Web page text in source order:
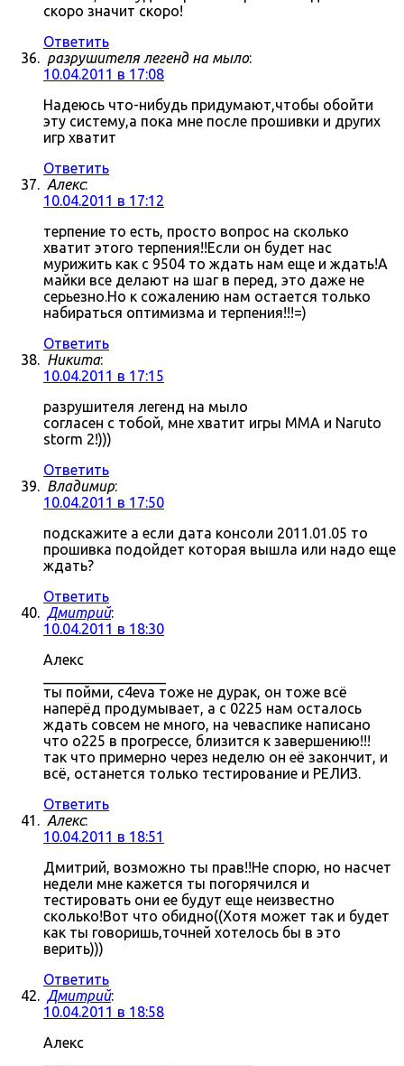
скоро значит скоро!
Ответить
разрушителя легенд на мыло:
10.04.2011 в 17:08
Надеюсь что-нибудь придумают,чтобы обойти
эту систему,а пока мне после прошивки и других
игр хватит
Ответить
Алекс:
10.04.2011 в 17:12
терпение то есть, просто вопрос на сколько
хватит этого терпения!!Если он будет нас
мурижить как с 9504 то ждать нам еще и ждать!А
майки все делают на шаг в перед, это даже не
серьезно.Но к сожалению нам остается только
набираться оптимизма и терпения!!!=)
Ответить
Никита:
10.04.2011 в 17:15
разрушителя легенд на мыло
согласен с тобой, мне хватит игры MMA и Naruto
storm 2!)))
Ответить
Владимир:
10.04.2011 в 17:50
подскажите а если дата консоли 2011.01.05 то
прошивка подойдет которая вышла или надо еще
ждать?
Ответить
Дмитрий:
10.04.2011 в 18:30
Алекс
ты пойми, c4eva тоже не дурак, он тоже всё
наперёд продумывает, а с 0225 нам осталось
ждать совсем не много, на чеваспике написано
что о225 в прогрессе, близится к завершению!!!
так что примерно через неделю он её закончит, и
всё, останется только тестирование и РЕЛИЗ.
Ответить
Алекс:
10.04.2011 в 18:51
Дмитрий, возможно ты прав!!Не спорю, но насчет
недели мне кажется ты погорячился и
тестировать они ее будут еще неизвестно
сколько!Вот что обидно((Хотя может так и будет
как ты говоришь,точней хотелось бы в это
верить)))
Ответить
Дмитрий:
10.04.2011 в 18:58
Алекс